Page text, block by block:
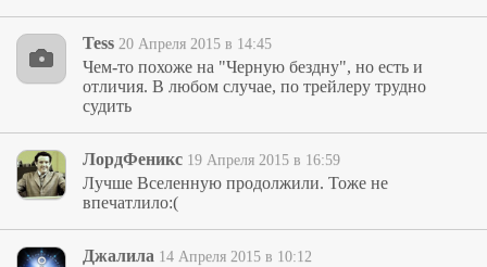
Tess 20 Апреля 2015 в 14:45
Чем-то похоже на "Черную бездну", но есть и
отличия. В любом случае, по трейлеру трудно
судить
ЛордФеникс 19 Апреля 2015 в 16:59
Лучше Вселенную продолжили. Тоже не
впечатлило:(
Джалила 14 Апреля 2015 в 10:12